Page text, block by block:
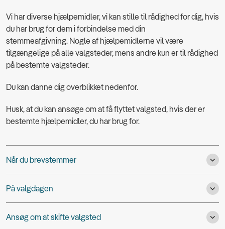
Vi har diverse hjælpemidler, vi kan stille til rådighed for dig, hvis
du har brug for dem i forbindelse med din
stemmeafgivning. Nogle af hjælpemidlerne vil være
tilgængelige på alle valgsteder, mens andre kun er til rådighed
på bestemte valgsteder.
Du kan danne dig overblikket nedenfor.
Husk, at du kan ansøge om at få flyttet valgsted, hvis der er
bestemte hjælpemidler, du har brug for.
Når du brevstemmer
På valgdagen
Ansøg om at skifte valgsted